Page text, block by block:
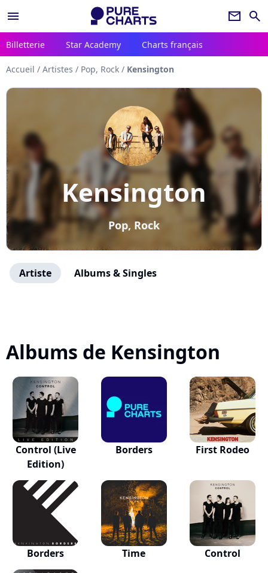
menu newsletter search
Billetterie Star Academy Charts français
Accueil / Artistes / Pop, Rock / Kensington
Kensington
Pop, Rock
Artiste Albums & Singles
Albums de Kensington
Control (Live
Edition)
Borders First Rodeo
Borders Time Control